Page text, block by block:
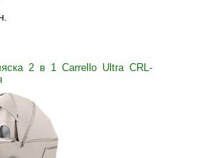
.
2 в 1 Carrello Ultra CRL-